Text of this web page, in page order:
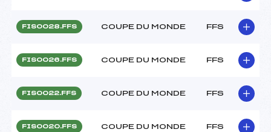
FIS0028.FFS COUPE DU MONDE FFS
FIS0026.FFS COUPE DU MONDE FFS
FIS0022.FFS COUPE DU MONDE FFS
FIS0020.FFS COUPE DU MONDE FFS